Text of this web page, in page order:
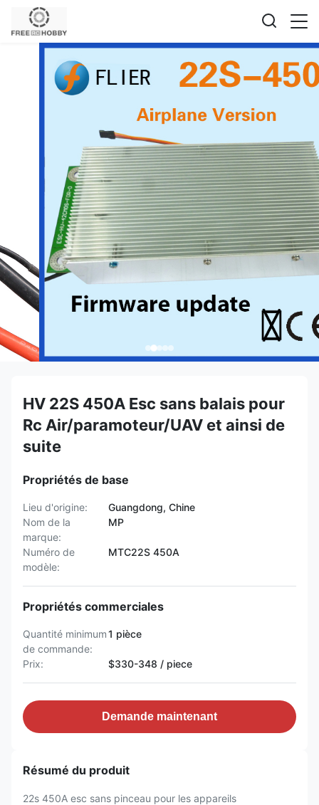
HV 22S 450A Esc sans balais pour
Rc Air/paramoteur/UAV et ainsi de
suite
Propriétés de base
Lieu d'origine:
Guangdong, Chine
Nom de la
marque:
MP
Numéro de
modèle:
MTC22S 450A
Propriétés commerciales
Quantité minimum
de commande:
1 pièce
Prix: $330-348 / piece
Demande maintenant
Résumé du produit
22s 450A esc sans pinceau pour les appareils